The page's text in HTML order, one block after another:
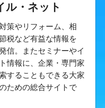
ル・ネット
策やリフォーム、相
税など有益な情報を
信。またセミナーやイ
情報に、企業・専門家
することもできる大家
ための総合サイトで